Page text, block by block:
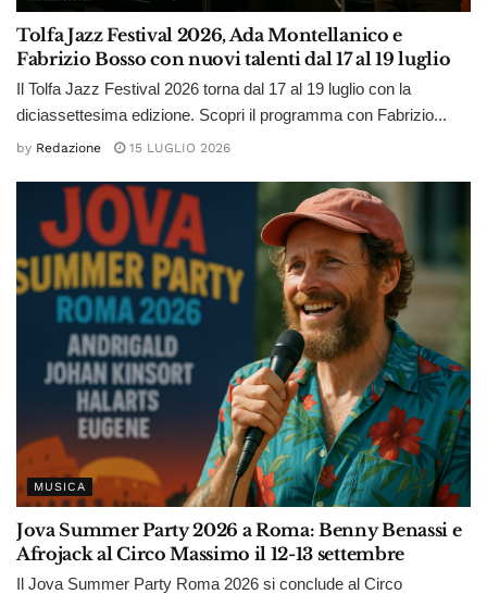
Tolfa Jazz Festival 2026, Ada Montellanico e
Fabrizio Bosso con nuovi talenti dal 17 al 19 luglio
Il Tolfa Jazz Festival 2026 torna dal 17 al 19 luglio con la
diciassettesima edizione. Scopri il programma con Fabrizio...
by Redazione 15 LUGLIO 2026
MUSICA
Jova Summer Party 2026 a Roma: Benny Benassi e
Afrojack al Circo Massimo il 12-13 settembre
Il Jova Summer Party Roma 2026 si conclude al Circo